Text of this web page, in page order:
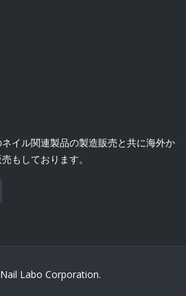
イル関連製品の製造販売と共に海外か
もしております。
Labo Corporation.